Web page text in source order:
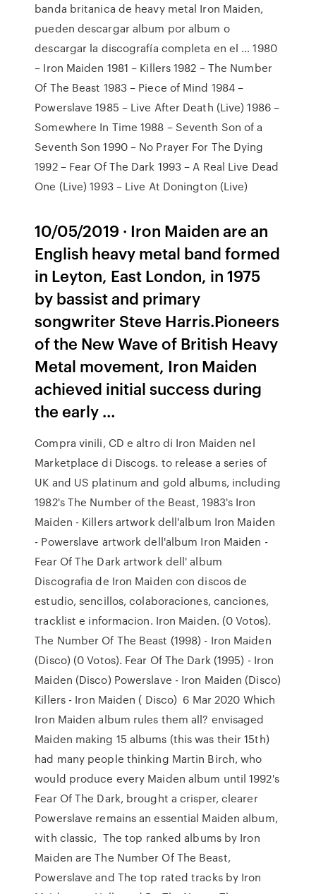
banda britanica de heavy metal Iron Maiden,
pueden descargar album por album o
descargar la discografía completa en el … 1980
– Iron Maiden 1981 – Killers 1982 – The Number
Of The Beast 1983 – Piece of Mind 1984 –
Powerslave 1985 – Live After Death (Live) 1986 –
Somewhere In Time 1988 – Seventh Son of a
Seventh Son 1990 – No Prayer For The Dying
1992 – Fear Of The Dark 1993 – A Real Live Dead
One (Live) 1993 – Live At Donington (Live)
10/05/2019 · Iron Maiden are an
English heavy metal band formed
in Leyton, East London, in 1975
by bassist and primary
songwriter Steve Harris.Pioneers
of the New Wave of British Heavy
Metal movement, Iron Maiden
achieved initial success during
the early …
Compra vinili, CD e altro di Iron Maiden nel
Marketplace di Discogs. to release a series of
UK and US platinum and gold albums, including
1982's The Number of the Beast, 1983's Iron
Maiden - Killers artwork dell'album Iron Maiden
- Powerslave artwork dell'album Iron Maiden -
Fear Of The Dark artwork dell' album
Discografia de Iron Maiden con discos de
estudio, sencillos, colaboraciones, canciones,
tracklist e informacion. Iron Maiden. (0 Votos).
The Number Of The Beast (1998) - Iron Maiden
(Disco) (0 Votos). Fear Of The Dark (1995) - Iron
Maiden (Disco) Powerslave - Iron Maiden (Disco)
Killers - Iron Maiden ( Disco) 6 Mar 2020 Which
Iron Maiden album rules them all? envisaged
Maiden making 15 albums (this was their 15th)
had many people thinking Martin Birch, who
would produce every Maiden album until 1992's
Fear Of The Dark, brought a crisper, clearer
Powerslave remains an essential Maiden album,
with classic, The top ranked albums by Iron
Maiden are The Number Of The Beast,
Powerslave and The top rated tracks by Iron